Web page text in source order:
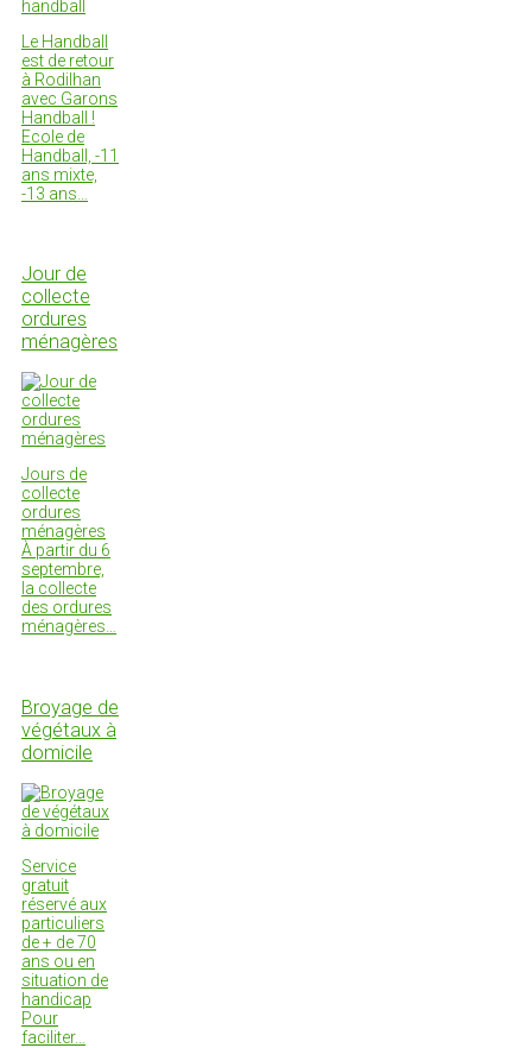
Le Handball
est de retour
à Rodilhan
avec Garons
Handball !
Ecole de
Handball, -11
ans mixte,
-13 ans…
Jour de
collecte
ordures
ménagères
Jours de
collecte
ordures
ménagères
À partir du 6
septembre,
la collecte
des ordures
ménagères…
Broyage de
végétaux à
domicile
Service
gratuit
réservé aux
particuliers
de + de 70
ans ou en
situation de
handicap
Pour
faciliter…